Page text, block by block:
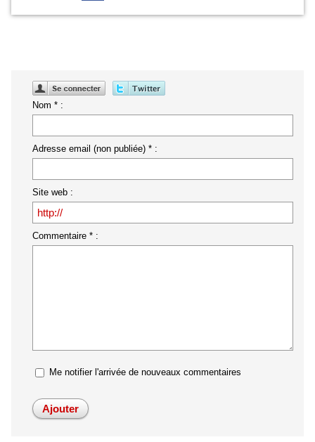
Nom * :
Adresse email (non publiée) * :
Site web :
Commentaire * :
Me notifier l'arrivée de nouveaux commentaires